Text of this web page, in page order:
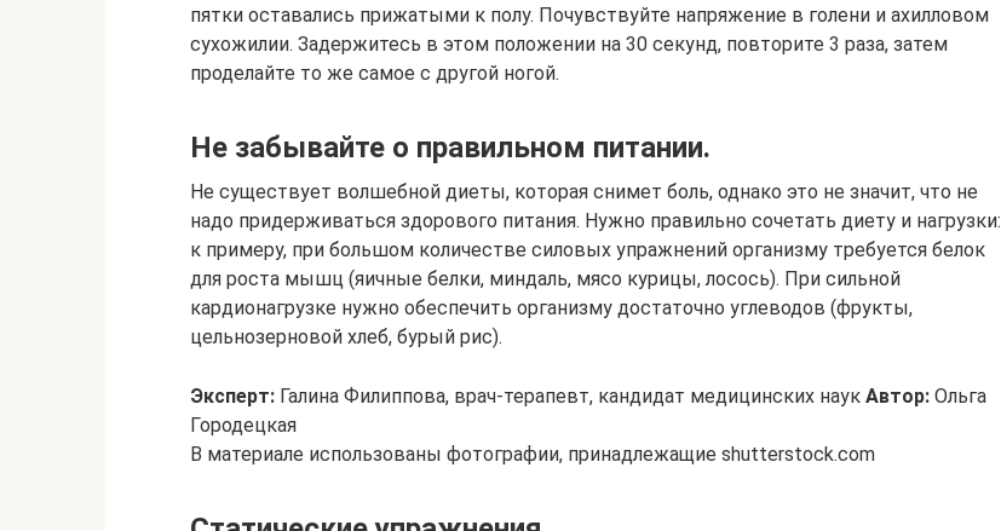
пятки оставались прижатыми к полу. Почувствуйте напряжение в голени и ахилловом
сухожилии. Задержитесь в этом положении на 30 секунд, повторите 3 раза, затем
проделайте то же самое с другой ногой.
Не забывайте о правильном питании.
Не существует волшебной диеты, которая снимет боль, однако это не значит, что не
надо придерживаться здорового питания. Нужно правильно сочетать диету и нагрузки:
к примеру, при большом количестве силовых упражнений организму требуется белок
для роста мышц (яичные белки, миндаль, мясо курицы, лосось). При сильной
кардионагрузке нужно обеспечить организму достаточно углеводов (фрукты,
цельнозерновой хлеб, бурый рис).
Эксперт: Галина Филиппова, врач-терапевт, кандидат медицинских наук Автор: Ольга
Городецкая
В материале использованы фотографии, принадлежащие shutterstock.com